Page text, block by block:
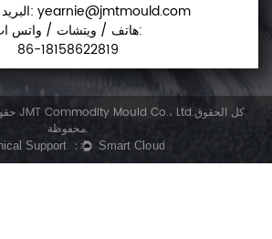
البريد الإلكتروني: yearnie@jmtmould.com
هاتف / ويتشات / واتس اب:
86-18158622819
محفوظة.